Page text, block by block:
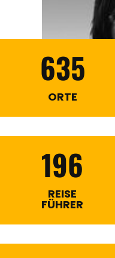
635
ORTE
196
REISE
FÜHRER